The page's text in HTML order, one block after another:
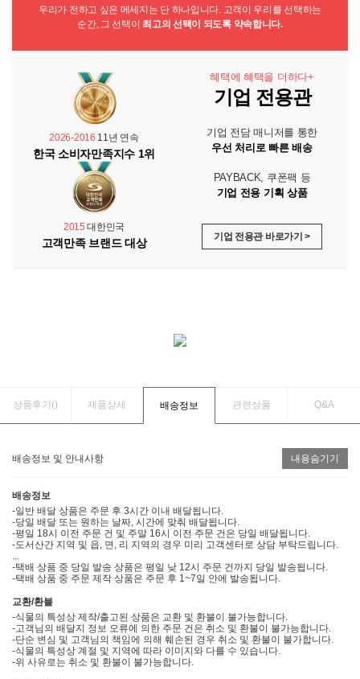
우리가 전하고 싶은 메세지는 단 하나입니다. 고객이 우리를 선택하는
순간, 그 선택이 최고의 선택이 되도록 약속합니다.
2026-2016 11년 연속
한국 소비자만족지수 1위
2015 대한민국
고객만족 브랜드 대상
혜택에 혜택을 더하다+
기업 전용관
기업 전담 매니저를 통한
우선 처리로 빠른 배송
PAYBACK, 쿠폰팩 등
기업 전용 기획 상품
기업 전용관 바로가기 >
상품후기() 제품상세 배송정보 관련상품 Q&A
배송정보 및 안내사항 내용숨기기
배송정보
-일반 배달 상품은 주문 후 3시간 이내 배달됩니다.
-당일 배달 또는 원하는 날짜, 시간에 맞춰 배달됩니다.
-평일 18시 이전 주문 건 및 주말 16시 이전 주문 건은 당일 배달됩니다.
-도서산간 지역 및 읍, 면, 리 지역의 경우 미리 고객센터로 상담 부탁드립니다.
-택배 상품 중 당일 발송 상품은 평일 낮 12시 주문 건까지 당일 발송됩니다.
-택배 상품 중 주문 제작 상품은 주문 후 1~7일 안에 발송됩니다.
교환/환불
-식물의 특성상 제작/출고된 상품은 교환 및 환불이 불가능합니다.
-고객님의 배달지 정보 오류에 의한 주문 건은 취소 및 환불이 불가능합니다.
-단순 변심 및 고객님의 책임에 의해 훼손된 경우 취소 및 환불이 불가합니다.
-식물의 특성상 계절 및 지역에 따라 이미지와 다를 수 있습니다.
-위 사유로는 취소 및 환불이 불가능합니다.